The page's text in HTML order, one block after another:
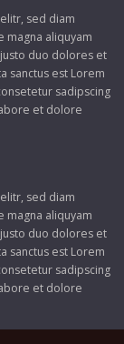
sed diam
aliquyam
duo dolores et
sanctus est Lorem
sadipscing
et dolore
sed diam
aliquyam
duo dolores et
sanctus est Lorem
sadipscing
et dolore